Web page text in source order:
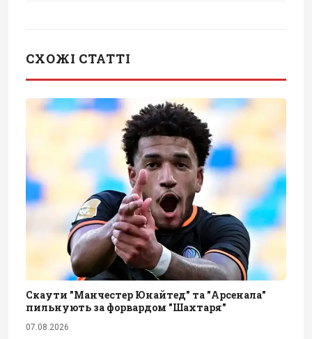
СХОЖІ СТАТТІ
Скаути "Манчестер Юнайтед" та "Арсенала"
пильнують за форвардом "Шахтаря"
07.08.2026